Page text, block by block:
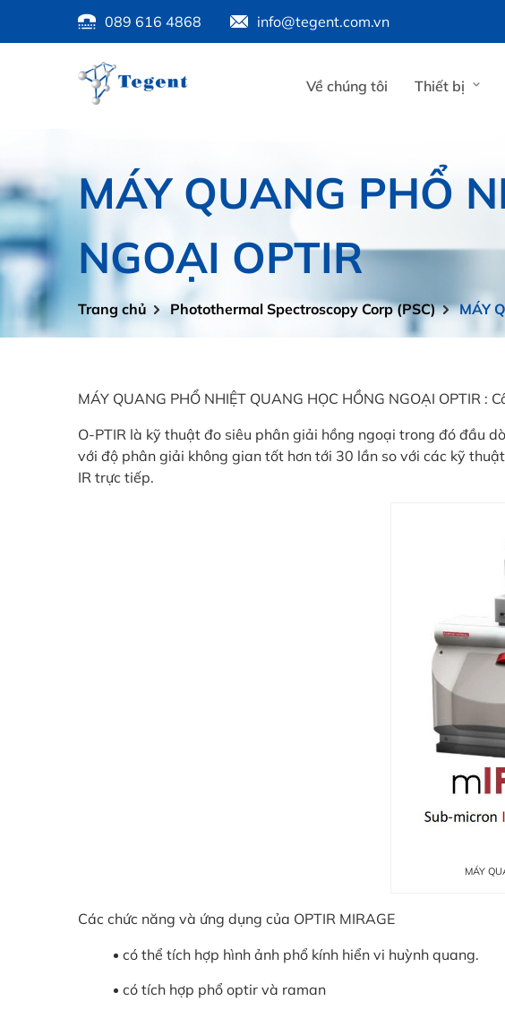
089 616 4868 info@tegent.com.vn
Về chúng tôi Thiết bị
MÁY QUANG PHỔ
NGOẠI OPTIR
Trang chủ Photothermal Spectroscopy Corp (PSC) MÁY
MÁY QUANG PHỔ NHIỆT QUANG HỌC HỒNG NGOẠI OPTIR
O-PTIR là kỹ thuật đo siêu phân giải hồng ngoại trong đó đầu
với độ phân giải không gian tốt hơn tới 30 lần so với các kỹ
IR trực tiếp.
MÁY
Các chức năng và ứng dụng của OPTIR MIRAGE
có thể tích hợp hình ảnh phổ kính hiển vi huỳnh quang.
có tích hợp phổ optir và raman